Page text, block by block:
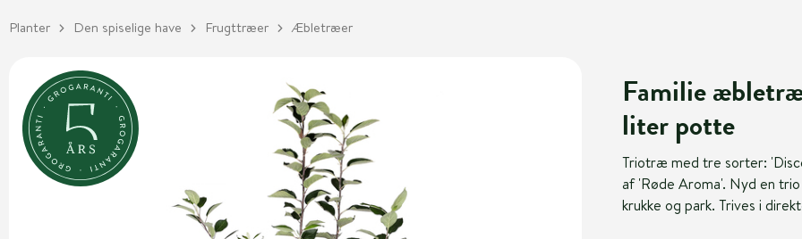
Planter Den spiselige have Frugttræer Æbletræer
Familie
liter potte
Triotræ med tre sorter:
af 'Røde Aroma'. Nyd en
krukke og park. Trives i